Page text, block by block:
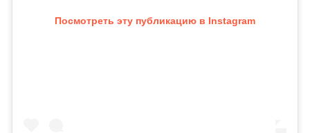
Посмотреть эту публикацию в Instagram